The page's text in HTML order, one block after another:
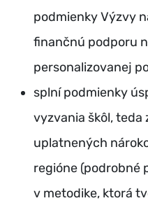
podmienky Výzvy
finančnú podporu
personalizovanej
splní podmienky
vyzvania škôl,
uplatnených
regióne (podrobné
v metodike, ktorá